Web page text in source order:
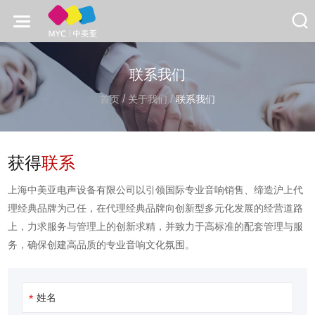
联系我们
首页/ 关于我们 /联系我们
获得联系
上海中美亚电声设备有限公司以引领国际专业音响销售、缔造沪上代
理经典品牌为己任，在代理经典品牌向创新型多元化发展的经营道路
上，力求服务与管理上的创新求精，并致力于高标准的配套管理与服
务，确保创建高品质的专业音响文化氛围。